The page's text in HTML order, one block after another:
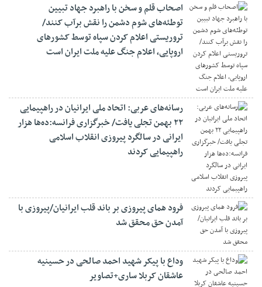
اصحاب قلم و سخن با راهبرد جهاد تبیین
توطئه‌های شوم دشمن را نقش برآب کنند/
تروریستی اعلام کردن سپاه توسط کشورهای
اروپایی، اعلام جنگ علیه ملت ایران است
رسانه‌های عربی: اتحاد ملی ایرانیان در راهپیمایی
۲۲ بهمن تجلی یافت/ خبرگزاری فرانسه:ده‌ها هزار
ایرانی در سالگرد پیروزی انقلاب اسلامی
راهپیمایی کردند
فرود همای پیروزی بر باند قلب ایرانیان/پیروزی با
آمدن حق محقق شد
وداع با پیکر شهید احمد صالحی‌ در حسینیه
عاشقان کربلا ساری+تصاویر